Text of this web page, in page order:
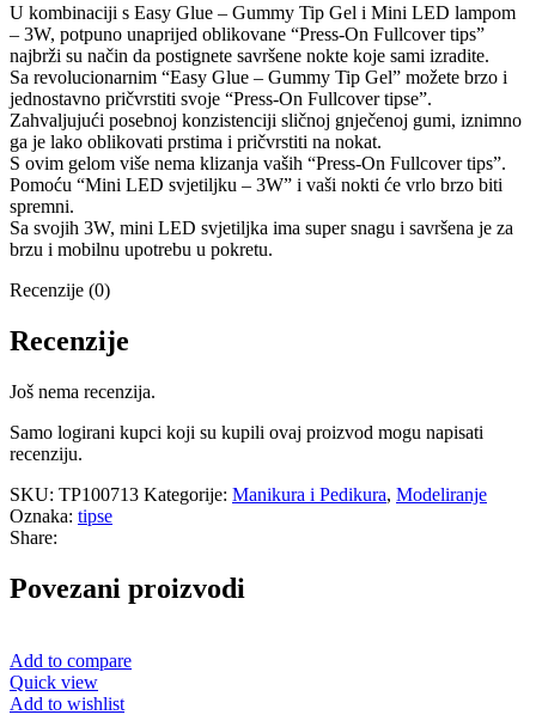
U kombinaciji s Easy Glue – Gummy Tip Gel i Mini LED lampom
– 3W, potpuno unaprijed oblikovane “Press-On Fullcover tips”
najbrži su način da postignete savršene nokte koje sami izradite.
Sa revolucionarnim “Easy Glue – Gummy Tip Gel” možete brzo i
jednostavno pričvrstiti svoje “Press-On Fullcover tipse”.
Zahvaljujući posebnoj konzistenciji sličnoj gnječenoj gumi, iznimno
ga je lako oblikovati prstima i pričvrstiti na nokat.
S ovim gelom više nema klizanja vaših “Press-On Fullcover tips”.
Pomoću “Mini LED svjetiljku – 3W” i vaši nokti će vrlo brzo biti
spremni.
Sa svojih 3W, mini LED svjetiljka ima super snagu i savršena je za
brzu i mobilnu upotrebu u pokretu.
Recenzije (0)
Recenzije
Još nema recenzija.
Samo logirani kupci koji su kupili ovaj proizvod mogu napisati
recenziju.
SKU: TP100713 Kategorije: Manikura i Pedikura, Modeliranje
Oznaka: tipse
Share:
Povezani proizvodi
Add to compare
Quick view
Add to wishlist